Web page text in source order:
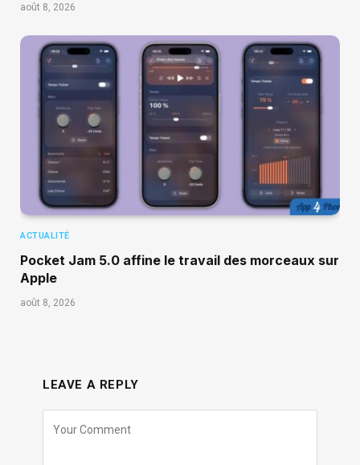
août 8, 2026
ACTUALITÉ
Pocket Jam 5.0 affine le travail des morceaux sur
Apple
août 8, 2026
LEAVE A REPLY